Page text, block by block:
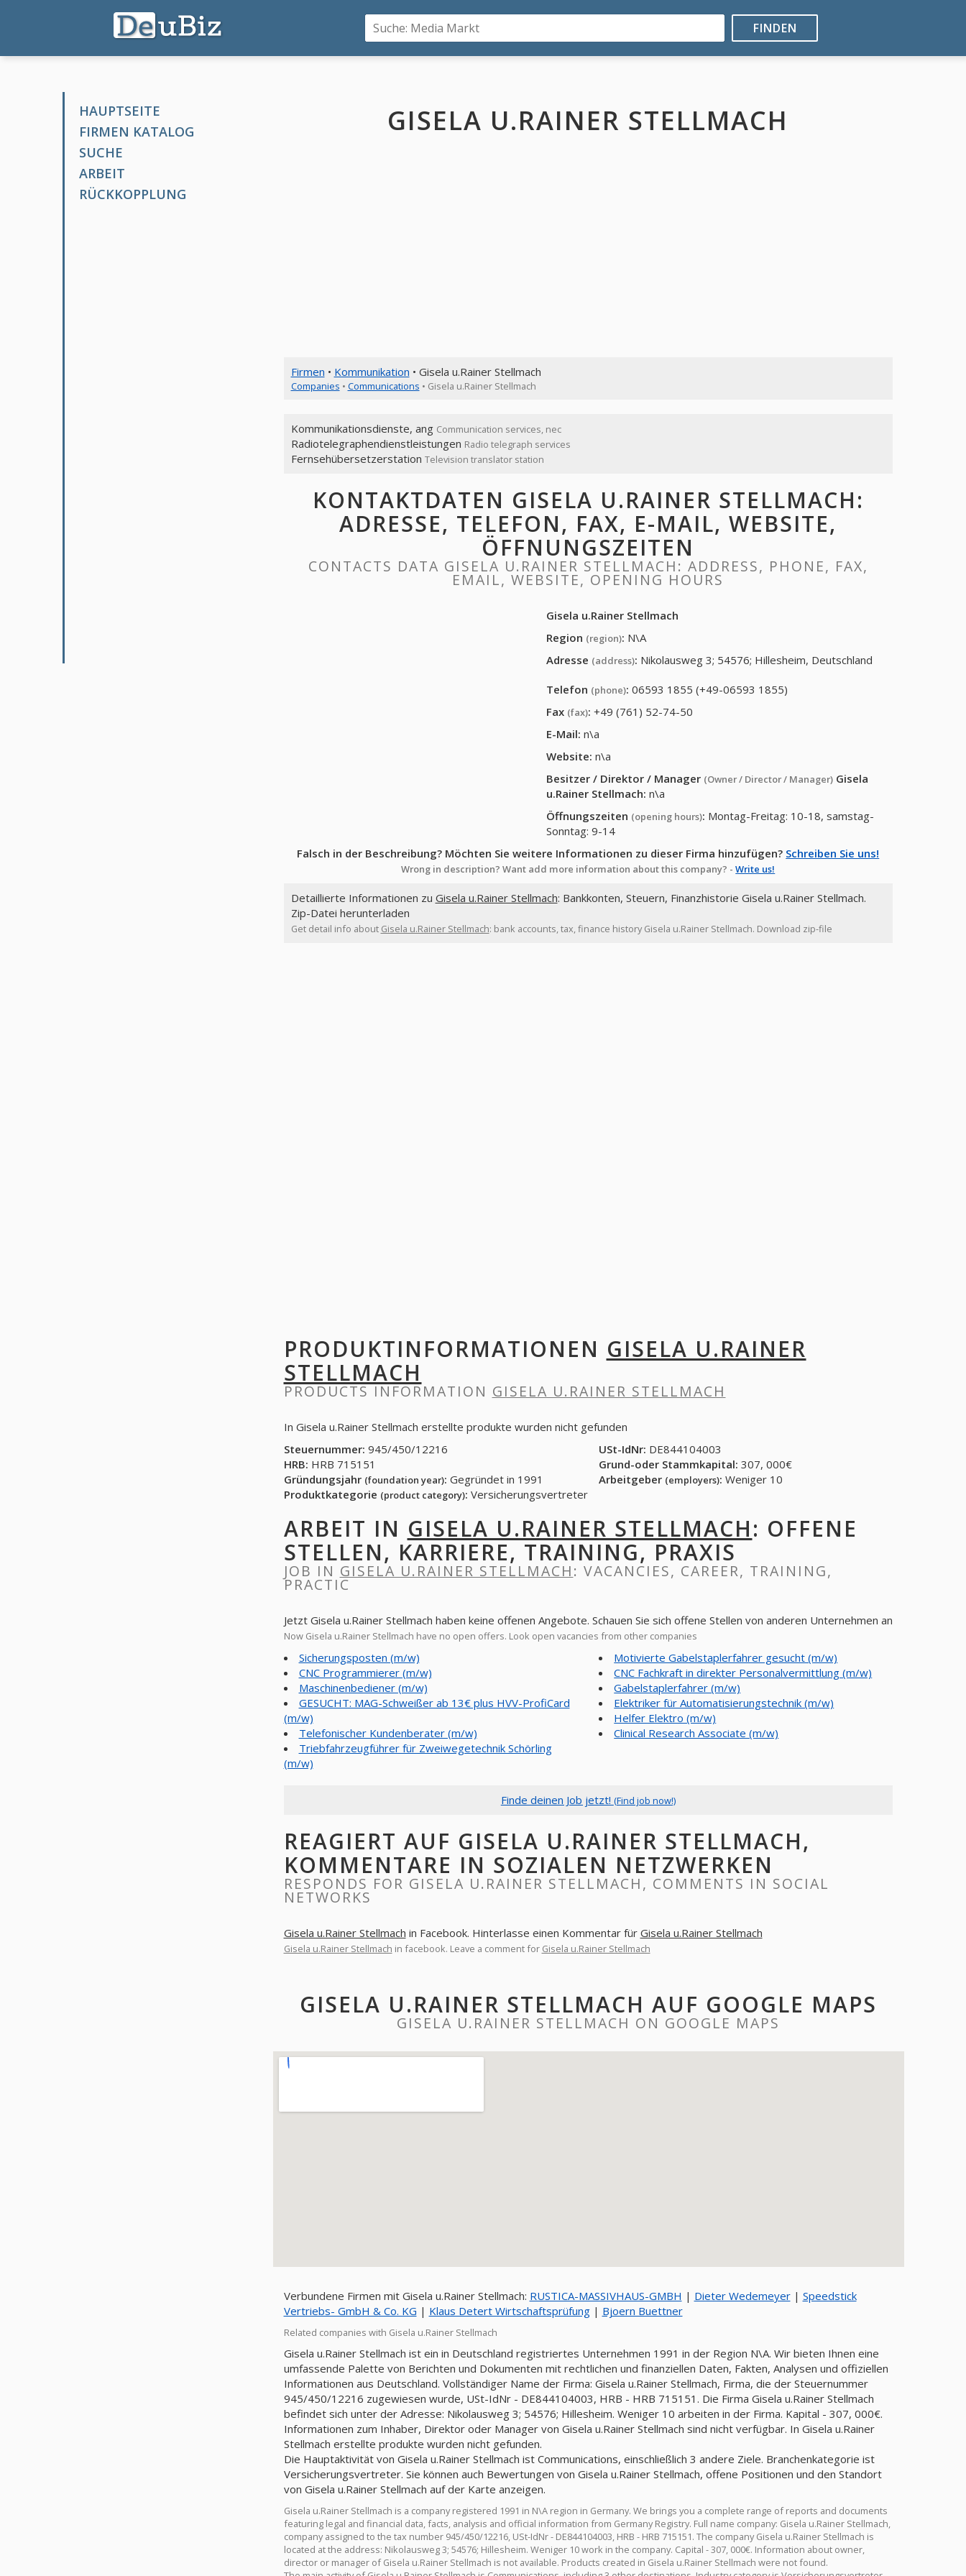
FINDEN
HAUPTSEITE
FIRMEN KATALOG
SUCHE
ARBEIT
RÜCKKOPPLUNG
GISELA U.RAINER STELLMACH
Firmen • Kommunikation • Gisela u.Rainer Stellmach
Companies • Communications • Gisela u.Rainer Stellmach
Kommunikationsdienste, ang Communication services, nec
Radiotelegraphendienstleistungen Radio telegraph services
Fernsehübersetzerstation Television translator station
KONTAKTDATEN GISELA U.RAINER STELLMACH:
ADRESSE, TELEFON, FAX, E-MAIL, WEBSITE,
ÖFFNUNGSZEITEN
CONTACTS DATA GISELA U.RAINER STELLMACH: ADDRESS, PHONE, FAX,
EMAIL, WEBSITE, OPENING HOURS
Gisela u.Rainer Stellmach
Region (region): N\A
Adresse (address): Nikolausweg 3; 54576; Hillesheim, Deutschland
Telefon (phone): 06593 1855 (+49-06593 1855)
Fax (fax): +49 (761) 52-74-50
E-Mail: n\a
Website: n\a
Besitzer / Direktor / Manager (Owner / Director / Manager) Gisela
u.Rainer Stellmach: n\a
Öffnungszeiten (opening hours): Montag-Freitag: 10-18, samstag-
Sonntag: 9-14
Falsch in der Beschreibung? Möchten Sie weitere Informationen zu dieser Firma hinzufügen? Schreiben Sie uns!
Wrong in description? Want add more information about this company? -Write us!
Detaillierte Informationen zu Gisela u.Rainer Stellmach: Bankkonten, Steuern, Finanzhistorie Gisela u.Rainer Stellmach.
Zip-Datei herunterladen
Get detail info about Gisela u.Rainer Stellmach: bank accounts, tax, finance history Gisela u.Rainer Stellmach. Download zip-file
PRODUKTINFORMATIONEN GISELA U.RAINER
STELLMACH
PRODUCTS INFORMATION GISELA U.RAINER STELLMACH
In Gisela u.Rainer Stellmach erstellte produkte wurden nicht gefunden
Steuernummer: 945/450/12216 USt-IdNr: DE844104003
HRB: HRB 715151 Grund-oder Stammkapital: 307, 000€
Gründungsjahr (foundation year): Gegründet in 1991 Arbeitgeber (employers): Weniger 10
Produktkategorie (product category): Versicherungsvertreter
ARBEIT IN GISELA U.RAINER STELLMACH: OFFENE
STELLEN, KARRIERE, TRAINING, PRAXIS
JOB IN GISELA U.RAINER STELLMACH: VACANCIES, CAREER, TRAINING,
PRACTIC
Jetzt Gisela u.Rainer Stellmach haben keine offenen Angebote. Schauen Sie sich offene Stellen von anderen Unternehmen an
Now Gisela u.Rainer Stellmach have no open offers. Look open vacancies from other companies
Sicherungsposten (m/w)
CNC Programmierer (m/w)
Maschinenbediener (m/w)
GESUCHT: MAG-Schweißer ab 13€ plus HVV-ProfiCard
(m/w)
Telefonischer Kundenberater (m/w)
Triebfahrzeugführer für Zweiwegetechnik Schörling
(m/w)
Motivierte Gabelstaplerfahrer gesucht (m/w)
CNC Fachkraft in direkter Personalvermittlung (m/w)
Gabelstaplerfahrer (m/w)
Elektriker für Automatisierungstechnik (m/w)
Helfer Elektro (m/w)
Clinical Research Associate (m/w)
Finde deinen Job jetzt! (Find job now!)
REAGIERT AUF GISELA U.RAINER STELLMACH,
KOMMENTARE IN SOZIALEN NETZWERKEN
RESPONDS FOR GISELA U.RAINER STELLMACH, COMMENTS IN SOCIAL
NETWORKS
Gisela u.Rainer Stellmach in Facebook. Hinterlasse einen Kommentar für Gisela u.Rainer Stellmach
Gisela u.Rainer Stellmach in facebook. Leave a comment for Gisela u.Rainer Stellmach
GISELA U.RAINER STELLMACH AUF GOOGLE MAPS
GISELA U.RAINER STELLMACH ON GOOGLE MAPS
Verbundene Firmen mit Gisela u.Rainer Stellmach: RUSTICA-MASSIVHAUS-GMBH | Dieter Wedemeyer| Speedstick
Vertriebs- GmbH & Co. KG | Klaus Detert Wirtschaftsprüfung| Bjoern Buettner
Related companies with Gisela u.Rainer Stellmach
Gisela u.Rainer Stellmach ist ein in Deutschland registriertes Unternehmen 1991 in der Region N\A. Wir bieten Ihnen eine
umfassende Palette von Berichten und Dokumenten mit rechtlichen und finanziellen Daten, Fakten, Analysen und offiziellen
Informationen aus Deutschland. Vollständiger Name der Firma: Gisela u.Rainer Stellmach, Firma, die der Steuernummer
945/450/12216 zugewiesen wurde, USt-IdNr - DE844104003, HRB - HRB 715151. Die Firma Gisela u.Rainer Stellmach
befindet sich unter der Adresse: Nikolausweg 3; 54576; Hillesheim. Weniger 10 arbeiten in der Firma. Kapital - 307, 000€.
Informationen zum Inhaber, Direktor oder Manager von Gisela u.Rainer Stellmach sind nicht verfügbar. In Gisela u.Rainer
Stellmach erstellte produkte wurden nicht gefunden.
Die Hauptaktivität von Gisela u.Rainer Stellmach ist Communications, einschließlich 3 andere Ziele. Branchenkategorie ist
Versicherungsvertreter. Sie können auch Bewertungen von Gisela u.Rainer Stellmach, offene Positionen und den Standort
von Gisela u.Rainer Stellmach auf der Karte anzeigen.
Gisela u.Rainer Stellmach is a company registered 1991 in N\A region in Germany. We brings you a complete range of reports and documents
featuring legal and financial data, facts, analysis and official information from Germany Registry. Full name company: Gisela u.Rainer Stellmach,
company assigned to the tax number 945/450/12216, USt-IdNr - DE844104003, HRB - HRB 715151. The company Gisela u.Rainer Stellmach is
located at the address: Nikolausweg 3; 54576; Hillesheim. Weniger 10 work in the company. Capital - 307, 000€. Information about owner,
director or manager of Gisela u.Rainer Stellmach is not available. Products created in Gisela u.Rainer Stellmach were not found.